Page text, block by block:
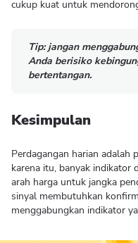
cukup kuat untuk
Tip: jangan
Anda berisiko
bertentangan.
Kesimpulan
Perdagangan harian adalah
karena itu, banyak indikator
arah harga untuk jangka
sinyal membutuhkan
menggabungkan indikator